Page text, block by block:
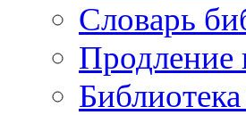
Словарь
Продление